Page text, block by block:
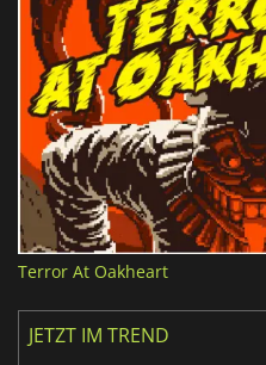
Terror At Oakheart
JETZT IM TREND